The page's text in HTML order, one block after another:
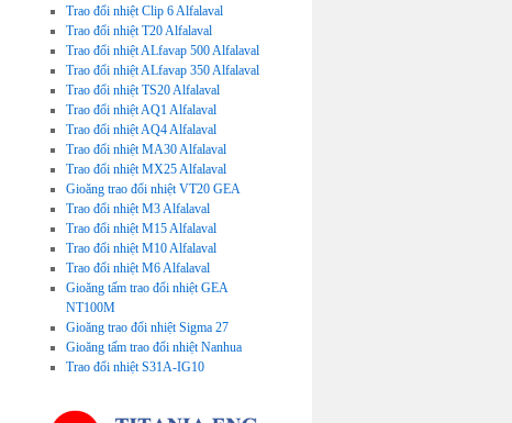
Trao đổi nhiệt Clip 6 Alfalaval
Trao đổi nhiệt T20 Alfalaval
Trao đổi nhiệt ALfavap 500 Alfalaval
Trao đổi nhiệt ALfavap 350 Alfalaval
Trao đổi nhiệt TS20 Alfalaval
Trao đổi nhiệt AQ1 Alfalaval
Trao đổi nhiệt AQ4 Alfalaval
Trao đổi nhiệt MA30 Alfalaval
Trao đổi nhiệt MX25 Alfalaval
Gioăng trao đổi nhiệt VT20 GEA
Trao đổi nhiệt M3 Alfalaval
Trao đổi nhiệt M15 Alfalaval
Trao đổi nhiệt M10 Alfalaval
Trao đổi nhiệt M6 Alfalaval
Gioăng tấm trao đổi nhiệt GEA
NT100M
Gioăng trao đổi nhiệt Sigma 27
Gioăng tấm trao đổi nhiệt Nanhua
Trao đổi nhiệt S31A-IG10